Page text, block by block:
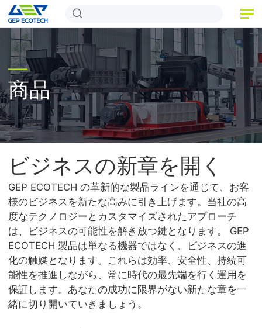
ホーム
商品
アプリケーション
リリース
私たちについて
お問い合わせ
商品
ビジネスの新章を開く
GEP ECOTECH の革新的な製品ラインを通じて、お客
様のビジネスを新たな高みに引き上げます。当社の高
度なテクノロジーとカスタマイズされたアプローチ
は、ビジネスの可能性を解き放つ鍵となります。 GEP
ECOTECH 製品は単なる機器ではなく、ビジネスの進
化の触媒となります。これらは効率、安全性、持続可
能性を推進しながら、常に時代の最先端を行く運用を
保証します。あなたの成功に限界がない新たな章を一
緒に切り開いていきましょう。